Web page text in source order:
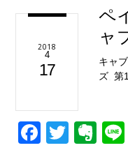
2018
4
17
ペ
ャ
キャ
ズ ,第
F
T
E